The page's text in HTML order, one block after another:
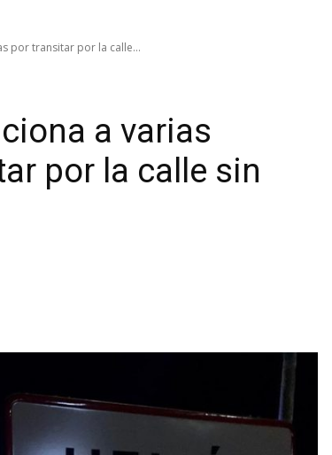
por transitar por la calle...
a varias
por la calle sin